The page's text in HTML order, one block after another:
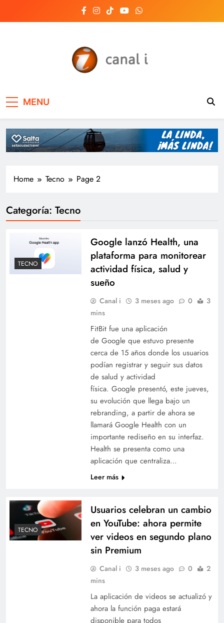
Salta, Argentina y el
mundo, las 24 horas
del día
MENU
Home Tecno Page 2
Categoría: Tecno
TECNO
Google lanzó Health, una
plataforma para monitorear
actividad física, salud y
sueño
Canal i 3 meses ago 0
3
mins
FitBit fue una aplicación
de Google que estuvo presente
cerca de 15 años donde los usuarios
podían registrar y seguir sus datos
de salud y actividad
física. Google presentó, este jueves,
su evolución que llega bajo un
rebranding, a partir de ahora se
llamará Google Health con un
importante rediseño en su interfaz.
Health se presenta como una
aplicación que centraliza…
Leer más
TECNO
Usuarios celebran un cambio
en YouTube: ahora permite
ver videos en segundo plano
sin Premium
Canal i 3 meses ago 0
2
mins
La aplicación de videos se actualizó y
ahora la función paga estará
disponible para todos